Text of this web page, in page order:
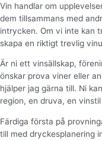
Vin handlar om
dem tillsammans med
intrycken. Om vi inte kan
skapa en riktigt trevlig
Är ni ett vinsällskap,
önskar prova viner eller
hjälper jag gärna till. Ni
region, en druva, en
Färdiga första på
till med dryckesplanering